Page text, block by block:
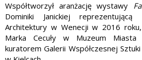
Współtworzył aranżację wystawy
Dominiki Janickiej
Architektury w Wenecji w 2016
Marka Cecuły w Muzeum
kuratorem Galerii Współczesnej